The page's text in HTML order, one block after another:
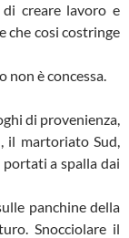
creare lavoro e
che cosi costringe
non è concessa.
di provenienza,
il martoriato Sud,
a spalla dai
panchine della
Snocciolare il